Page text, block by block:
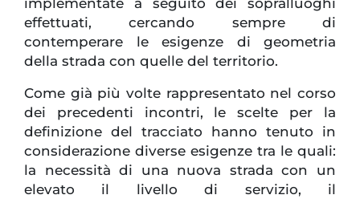
implementate a seguito dei sopralluoghi
effettuati, cercando sempre di
contemperare le esigenze di geometria
della strada con quelle del territorio.
Come già più volte rappresentato nel corso
dei precedenti incontri, le scelte per la
definizione del tracciato hanno tenuto in
considerazione diverse esigenze tra le quali:
la necessità di una nuova strada con un
elevato il livello di servizio, il